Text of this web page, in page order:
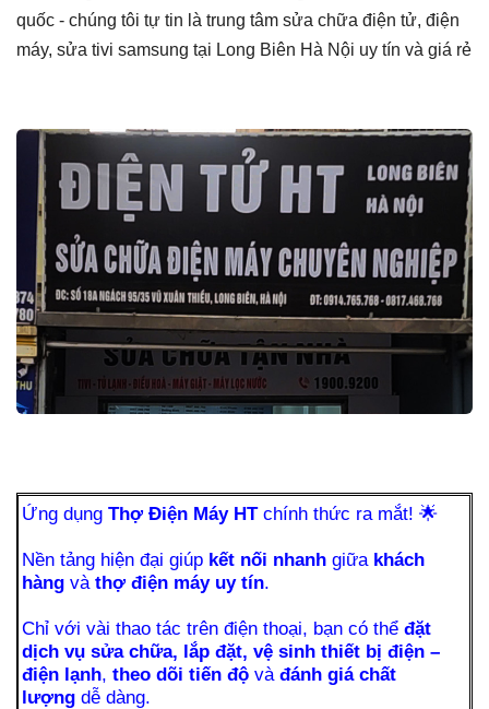
quốc - chúng tôi tự tin là trung tâm sửa chữa điện tử, điện
máy, sửa tivi samsung tại Long Biên Hà Nội uy tín và giá rẻ
Ứng dụngThợ Điện Máy HTchính thức ra mắt!🌟
Nền tảng hiện đại giúp kết nối nhanh giữa khách
hàng vàthợ điện máy uy tín.
Chỉ với vài thao tác trên điện thoại, bạn có thểđặt
dịch vụ sửa chữa, lắp đặt, vệ sinh thiết bị điện –
điện lạnh,theo dõi tiến độ vàđánh giá chất
lượng dễ dàng.